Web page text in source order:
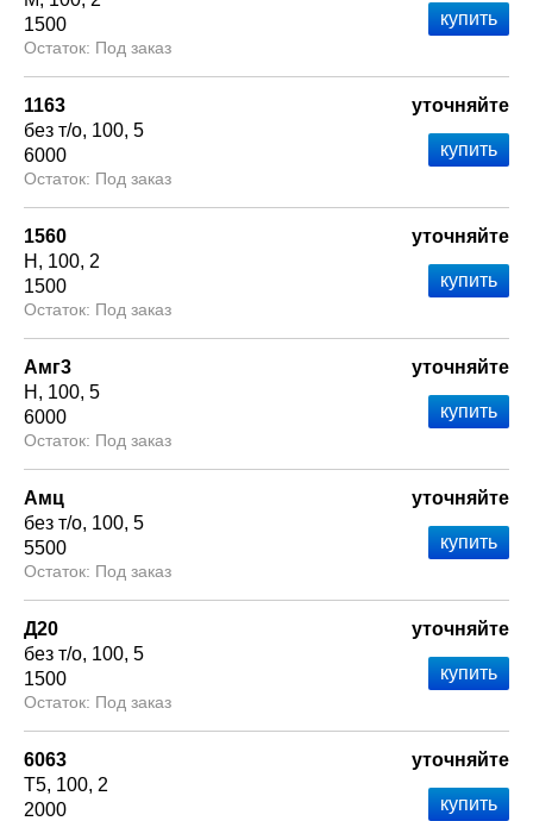
1500
Под заказ
1163
без т/о 100 5
6000
Под заказ
уточняйте
1560
Н
100 2
1500
Под заказ
уточняйте
Амг3
Н
100 5
6000
Под заказ
уточняйте
Амц
без т/о 100 5
5500
Под заказ
уточняйте
Д20
без т/о 100 5
1500
Под заказ
уточняйте
6063
Т5 100 2
2000
уточняйте